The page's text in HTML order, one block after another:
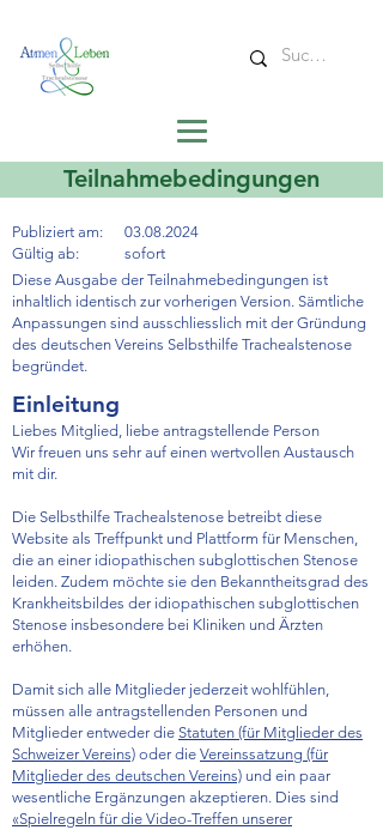
Teilnahmebedingungen
Publiziert am:
Gültig ab:
03.08.2024
sofort
Diese Ausgabe der Teilnahmebedingungen ist
inhaltlich identisch zur vorherigen Version. Sämtliche
Anpassungen sind ausschliesslich mit der Gründung
des deutschen Vereins Selbsthilfe Trachealstenose
begründet.
Einleitung
Liebes Mitglied, liebe antragstellende Person
Wir freuen uns sehr auf einen wertvollen Austausch
mit dir.
Die Selbsthilfe Trachealstenose betreibt diese
Website als Treffpunkt und Plattform für Menschen,
die an einer idiopathischen subglottischen Stenose
leiden. Zudem möchte sie den Bekanntheitsgrad des
Krankheitsbildes der idiopathischen subglottischen
Stenose insbesondere bei Kliniken und Ärzten
erhöhen.
Damit sich alle Mitglieder jederzeit wohlfühlen,
müssen alle antragstellenden Personen und
Mitglieder entweder die Statuten (für Mitglieder des
Schweizer Vereins) oder die Vereinssatzung (für
Mitglieder des deutschen Vereins) und ein paar
wesentliche Ergänzungen akzeptieren. Dies sind
«Spielregeln für die Video-Treffen unserer